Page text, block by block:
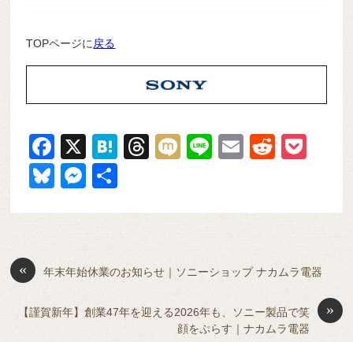
TOPページに 戻る
F
a
c
e
o
k
X
H
n
T
a
d
s
M Li
E
R
di et
Bl
y
M
n
g
er
« 年末年始休業のお知らせ｜ソニーショップ ナカムラ電器
»
【謹賀新年】創業47年を迎える2026年も、ソニー製品で笑
顔をぷらす｜ナカムラ電器